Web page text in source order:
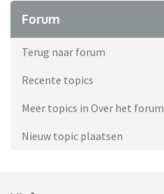
Forum
Terug naar forum
Recente topics
Meer topics in Over het forum
Nieuw topic plaatsen